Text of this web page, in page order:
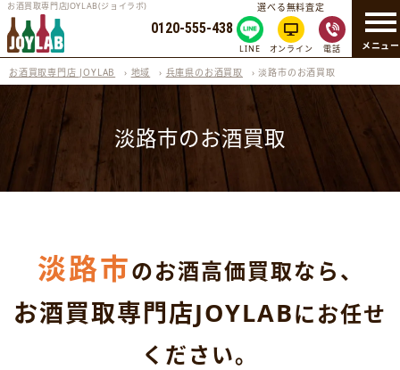
メニュー
お酒買取専門店JOYLAB(ジョイラボ)
0120-555-438
選べる無料査定
LINE オンライン 電話
お酒買取専門店 JOYLAB › 地域 › 兵庫県のお酒買取 ›淡路市のお酒買取
淡路市のお酒買取
淡路市のお酒高価買取なら、
お酒買取専門店JOYLABにお任せ
ください。